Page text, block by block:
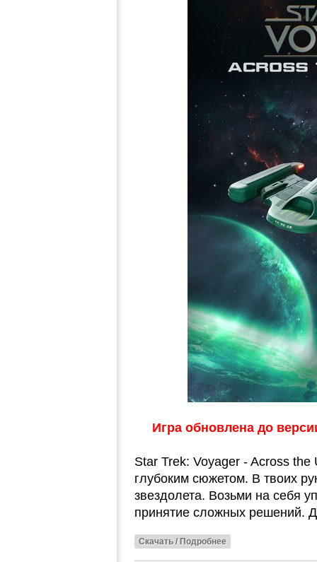
Игра обновлена до
Star Trek: Voyager - Across
глубоким сюжетом. В твоих
звездолета. Возьми на себя
принятие сложных решений.
Скачать / Подробнее